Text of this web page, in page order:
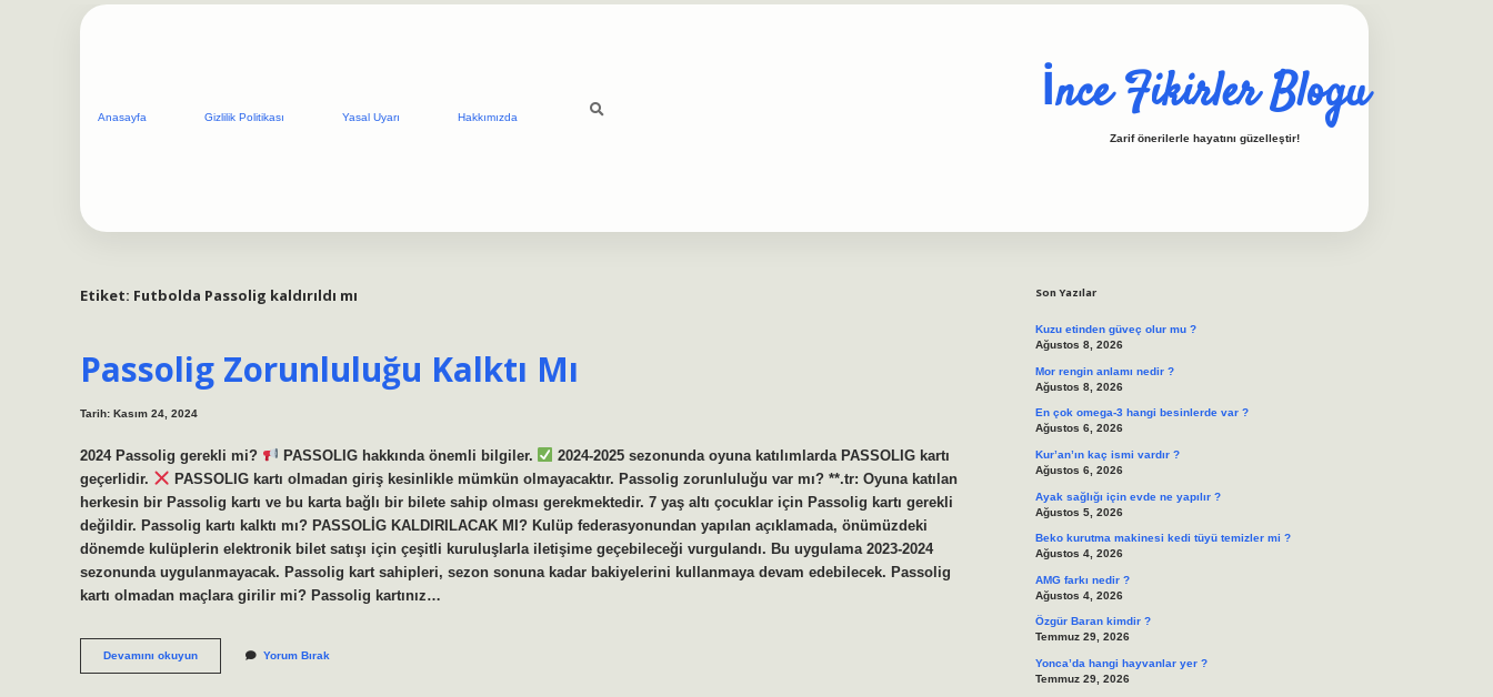
Anasayfa Gizlilik Politikası Yasal Uyarı Hakkımızda İnce Fikirler Blogu
Zarif önerilerle hayatını güzelleştir!
Etiket: Futbolda Passolig kaldırıldı mı
Passolig Zorunluluğu Kalktı Mı
Tarih: Kasım 24, 2024
2024 Passolig gerekli mi? PASSOLIG hakkında önemli bilgiler.
2024-2025 sezonunda oyuna katılımlarda PASSOLIG kartı
geçerlidir.
PASSOLIG kartı olmadan giriş kesinlikle mümkün olmayacaktır. Passolig zorunluluğu var mı? **.tr: Oyuna katılan
herkesin bir Passolig kartı ve bu karta bağlı bir bilete sahip olması gerekmektedir. 7 yaş altı çocuklar için Passolig kartı gerekli
değildir. Passolig kartı kalktı mı? PASSOLİG KALDIRILACAK MI? Kulüp federasyonundan yapılan açıklamada, önümüzdeki
dönemde kulüplerin elektronik bilet satışı için çeşitli kuruluşlarla iletişime geçebileceği vurgulandı. Bu uygulama 2023-2024
sezonunda uygulanmayacak. Passolig kart sahipleri, sezon sonuna kadar bakiyelerini kullanmaya devam edebilecek. Passolig
kartı olmadan maçlara girilir mi? Passolig kartınız…
Devamını okuyunPassolig
Zorunluluğu
Yorum Bırak
Son Yazılar
Kuzu etinden güveç olur mu ?
Ağustos 8, 2026
Mor rengin anlamı nedir ?
Ağustos 8, 2026
En çok omega-3 hangi besinlerde var ?
Ağustos 6, 2026
Kur’an’ın kaç ismi vardır ?
Ağustos 6, 2026
Ayak sağlığı için evde ne yapılır ?
Ağustos 5, 2026
Beko kurutma makinesi kedi tüyü temizler mi ?
Ağustos 4, 2026
AMG farkı nedir ?
Ağustos 4, 2026
Özgür Baran kimdir ?
Temmuz 29, 2026
Yonca’da hangi hayvanlar yer ?
Temmuz 29, 2026